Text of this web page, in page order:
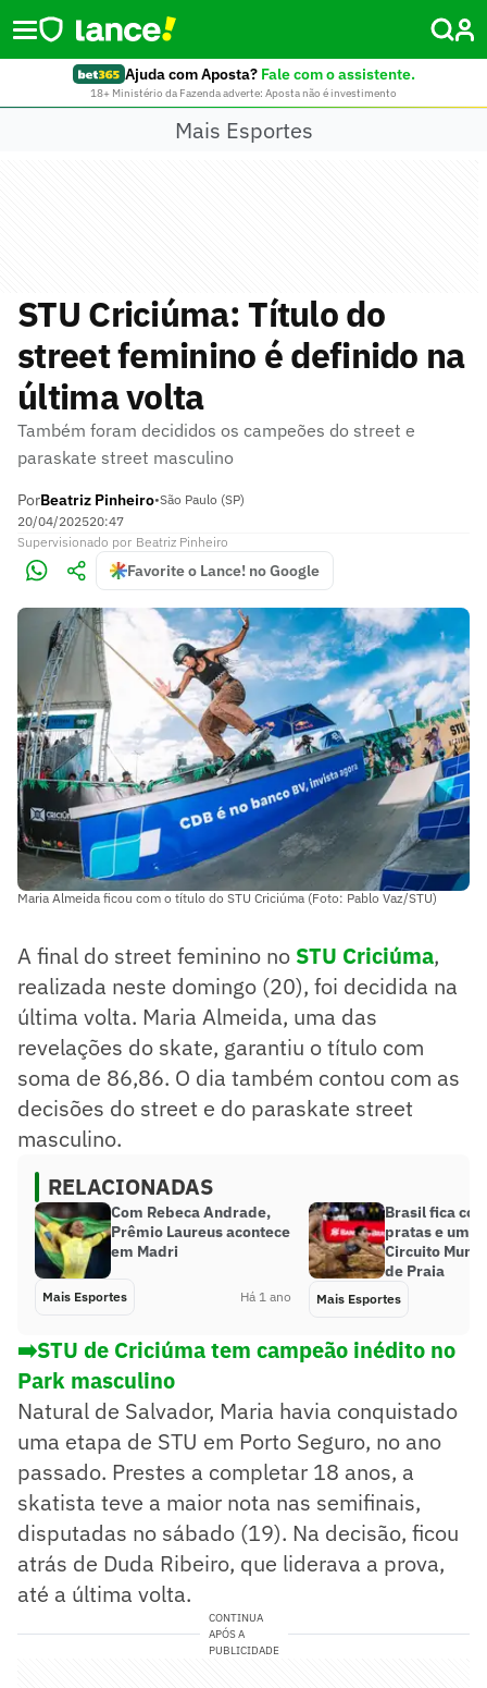
Ajuda com Aposta? Fale com o assistente.
18+ Ministério da Fazenda adverte: Aposta não é investimento
Mais Esportes
STU Criciúma: Título do
street feminino é definido na
última volta
Também foram decididos os campeões do street e
paraskate street masculino
PorBeatriz Pinheiro•São Paulo (SP)
20/04/202520:47
Supervisionado por Beatriz Pinheiro
Favorite o Lance! no Google
Maria Almeida ficou com o título do STU Criciúma (Foto: Pablo Vaz/STU)
A final do street feminino no STU Criciúma,
realizada neste domingo (20), foi decidida na
última volta. Maria Almeida, uma das
revelações do skate, garantiu o título com
soma de 86,86. O dia também contou com as
decisões do street e do paraskate street
masculino.
RELACIONADAS
Com Rebeca Andrade,
Prêmio Laureus acontece
em Madri
Mais Esportes Há 1 ano
Brasil fica
pratas e um
Circuito
de Praia
Mais Esportes
➡️STU de Criciúma tem campeão inédito no
Park masculino
Natural de Salvador, Maria havia conquistado
uma etapa de STU em Porto Seguro, no ano
passado. Prestes a completar 18 anos, a
skatista teve a maior nota nas semifinais,
disputadas no sábado (19). Na decisão, ficou
atrás de Duda Ribeiro, que liderava a prova,
até a última volta.
CONTINUA
APÓS A
PUBLICIDADE